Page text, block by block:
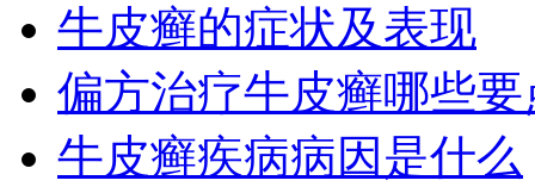
牛皮癣的症状及表现
偏方治疗牛皮癣哪些要
牛皮癣疾病病因是什么